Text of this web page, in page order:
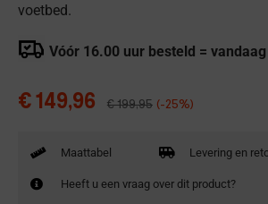
voetbed.
Vóór 16.00 uur besteld =
€ 149,96 €199,95 (-25%)
Maattabel Levering en
Heeft u een vraag over dit product?